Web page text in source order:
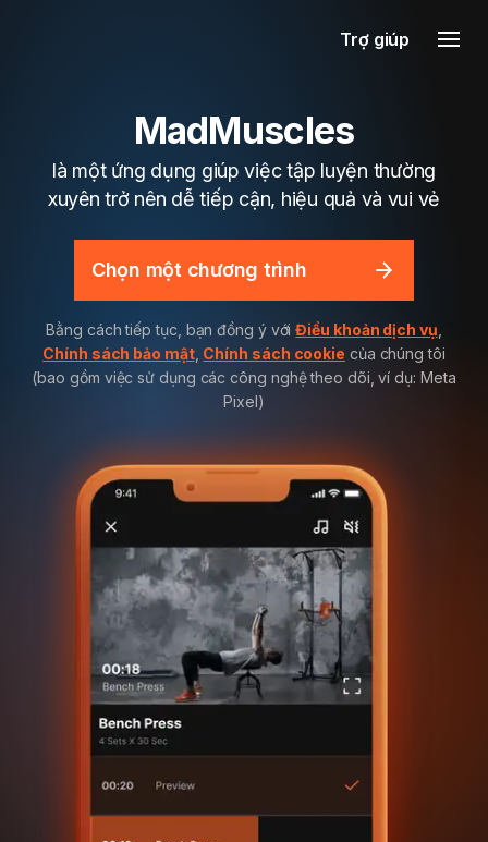
Trợ giúp
MadMuscles
là một ứng dụng giúp việc tập luyện thường
xuyên trở nên dễ tiếp cận, hiệu quả và vui vẻ
Chọn một chương trình
Bằng cách tiếp tục, bạn đồng ý vớiĐiều khoản dịch vụ
Chính sách bảo mật, Chính sách cookie của chúng tôi
(bao gồm việc sử dụng các công nghệ theo dõi, ví dụ: Meta
Pixel)